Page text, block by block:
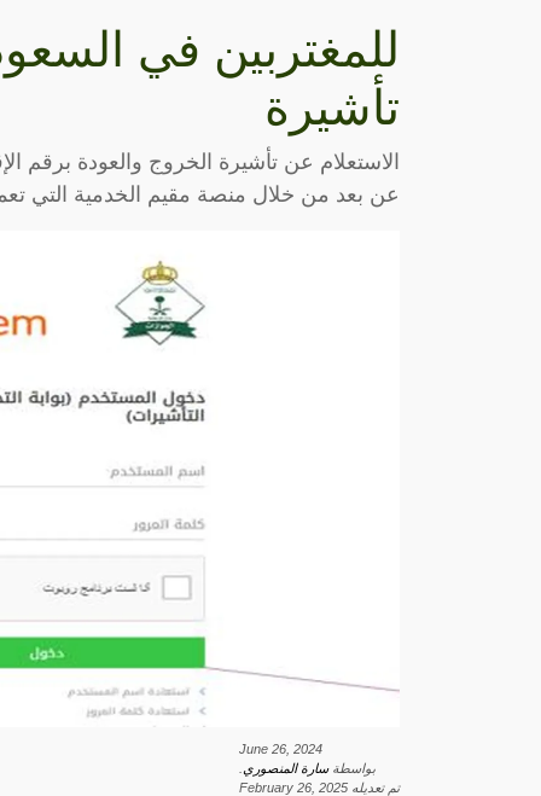
للمغتربين في
تأشيرة
الاستعلام عن تأشيرة الخروج والعودة برقم
عن بعد من خلال منصة مقيم الخدمية التي
June 26, 2024
بواسطةسارة المنصوري
تم تعديله February 26, 2025